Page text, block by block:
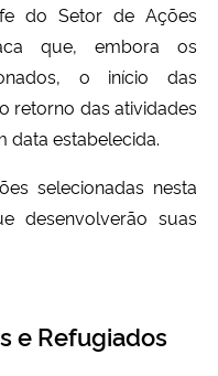
do Setor de Ações
que, embora os
o início das
retorno das atividades
data estabelecida.
selecionadas nesta
desenvolverão suas
e Refugiados